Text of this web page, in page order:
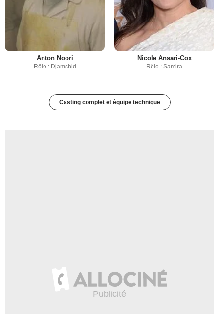
Anton Noori
Rôle : Djamshid
Nicole Ansari-Cox
Rôle : Samira
Casting complet et équipe technique